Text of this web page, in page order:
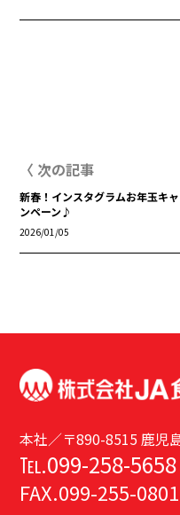
〈 次の記事
新春！インスタグラムお年玉キャ
ンペーン♪
2026/01/05
本社／〒890-8515 鹿児
℡.099-258-5658
FAX.099-255-0801